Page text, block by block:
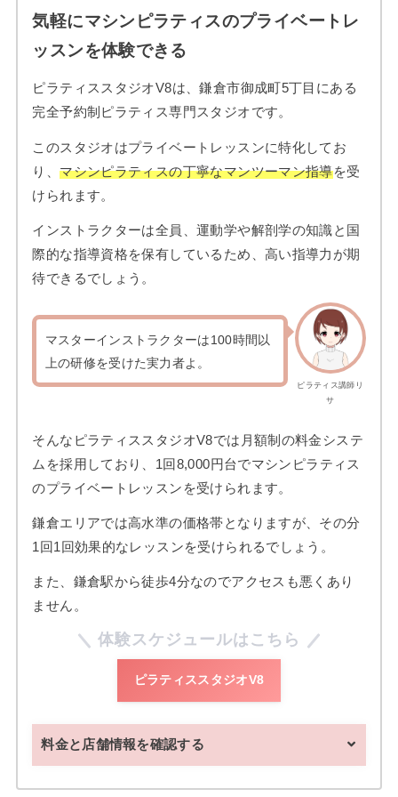
気軽にマシンピラティスのプライベートレ
ッスンを体験できる
ピラティススタジオV8は、鎌倉市御成町5丁目にある
完全予約制ピラティス専門スタジオです。
このスタジオはプライベートレッスンに特化してお
り、マシンピラティスの丁寧なマンツーマン指導を受
けられます。
インストラクターは全員、運動学や解剖学の知識と国
際的な指導資格を保有しているため、高い指導力が期
待できるでしょう。
ピラティス講師リ
サ
マスターインストラクターは100時間以
上の研修を受けた実力者よ。
そんなピラティススタジオV8では月額制の料金システ
ムを採用しており、1回8,000円台でマシンピラティス
のプライベートレッスンを受けられます。
鎌倉エリアでは高水準の価格帯となりますが、その分
1回1回効果的なレッスンを受けられるでしょう。
また、鎌倉駅から徒歩4分なのでアクセスも悪くあり
ません。
体験スケジュールはこちら
ピラティススタジオV8
料金と店舗情報を確認する